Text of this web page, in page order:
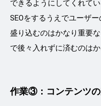
できるようにしてくれてい
SEOをするうえでユーザ
盛り込むのはかなり重要
で後々入れずに済むのはか
作業③：コンテンツの